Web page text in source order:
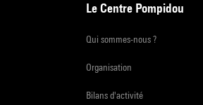
Le Centre Pompidou
Qui sommes-nous ?
Organisation
Bilans d'activité